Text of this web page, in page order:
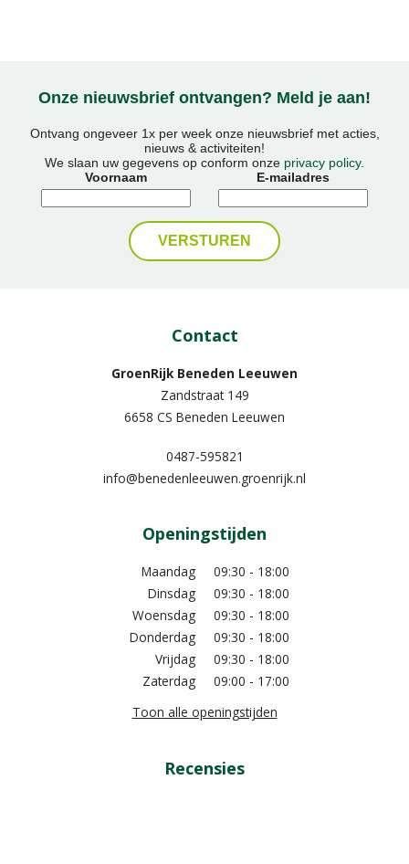
Onze nieuwsbrief ontvangen? Meld je aan!
Ontvang ongeveer 1x per week onze nieuwsbrief met acties,
nieuws & activiteiten!
We slaan uw gegevens op conform onze privacy policy.
Voornaam
E-mailadres
Contact
GroenRijk Beneden Leeuwen​
Zandstraat 149
6658 CS Beneden Leeuwen
0487-595821
info@benedenleeuwen.groenrijk.nl
Openingstijden
Maandag
09:30 - 18:00
Dinsdag
09:30 - 18:00
Woensdag
09:30 - 18:00
Donderdag
09:30 - 18:00
Vrijdag
09:30 - 18:00
Zaterdag
09:00 - 17:00
Toon alle openingstijden
Recensies